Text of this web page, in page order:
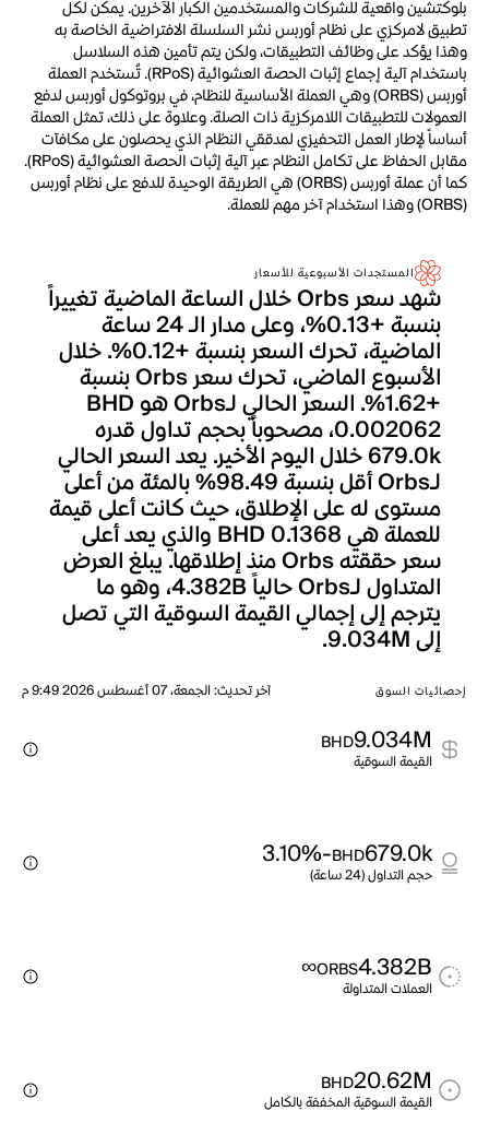
بلوكتشين واقعية للشركات والمستخدمين الكبار الآخرين. يمكن لكل
تطبيق لامركزي على نظام أوربس نشر السلسلة الافتراضية الخاصة به
وهذا يؤكد على وظائف التطبيقات، ولكن يتم تأمين هذه السلاسل
باستخدام آلية إجماع إثبات الحصة العشوائية (RPoS). تُستخدم العملة
أوربس (ORBS) وهي العملة الأساسية للنظام، في بروتوكول أوربس لدفع
العمولات للتطبيقات اللامركزية ذات الصلة. وعلاوة على ذلك، تمثل العملة
أساساً لإطار العمل التحفيزي لمدققي النظام الذي يحصلون على مكافآت
مقابل الحفاظ على تكامل النظام عبر آلية إثبات الحصة العشوائية (RPoS).
كما أن عملة أوربس (ORBS) هي الطريقة الوحيدة للدفع على نظام أوربس
(ORBS) وهذا استخدام آخر مهم للعملة.
المستجدات الأسبوعية للأسعار
شهد سعر Orbs خلال الساعة الماضية تغييراً
بنسبة +0.13%، وعلى مدار الـ 24 ساعة
الماضية، تحرك السعر بنسبة +0.12%. خلال
الأسبوع الماضي، تحرك سعر Orbs بنسبة
+1.62%. السعر الحالي لـOrbs هو BHD
0.002062، مصحوباً بحجم تداول قدره
679.0k خلال اليوم الأخير. يعد السعر الحالي
لـOrbs أقل بنسبة 98.49% بالمئة من أعلى
مستوى له على الإطلاق، حيث كانت أعلى قيمة
للعملة هي BHD 0.1368 والذي يعد أعلى
سعر حققته Orbs منذ إطلاقها. يبلغ العرض
المتداول لـOrbs حالياً 4.382B، وهو ما
يترجم إلى إجمالي القيمة السوقية التي تصل
إلى 9.034M.
إحصائيات السوق آخر تحديث:الجمعة، 07 أغسطس 2026 9:49 م
9.034M
BHD
القيمة السوقية
679.0k
BHD
-3.10%
حجم التداول (24 ساعة)
4.382B
ORBS
∞
العملات المتداولة
20.62M
BHD
القيمة السوقية المخففة بالكامل